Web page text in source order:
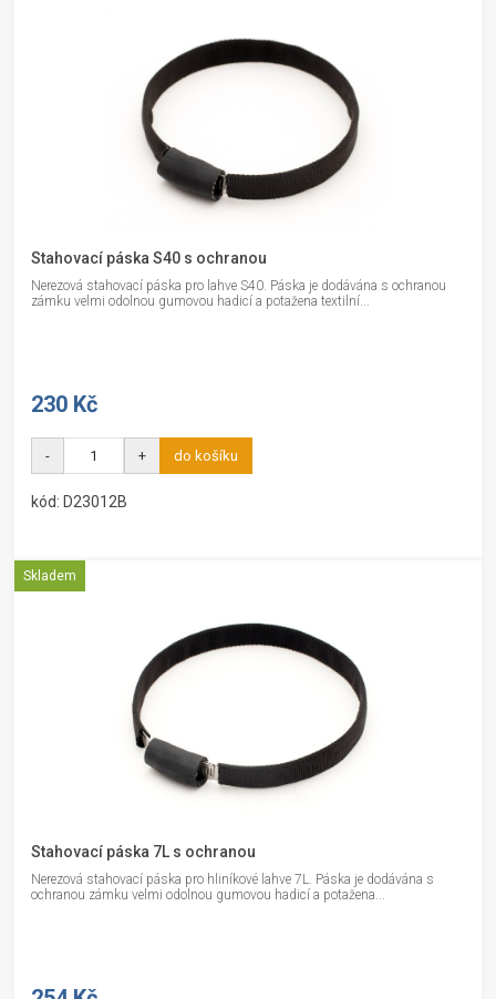
Stahovací páska S40 s ochranou
Nerezová stahovací páska pro lahve S40. Páska je dodávána s ochranou
zámku velmi odolnou gumovou hadicí a potažena textilní...
230 Kč
- + do košíku
kód: D23012B
Skladem
Stahovací páska 7L s ochranou
Nerezová stahovací páska pro hliníkové lahve 7L. Páska je dodávána s
ochranou zámku velmi odolnou gumovou hadicí a potažena...